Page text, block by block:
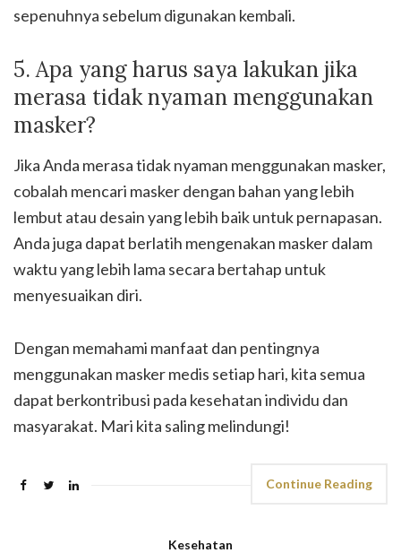
sepenuhnya sebelum digunakan kembali.
5. Apa yang harus saya lakukan jika
merasa tidak nyaman menggunakan
masker?
Jika Anda merasa tidak nyaman menggunakan masker,
cobalah mencari masker dengan bahan yang lebih
lembut atau desain yang lebih baik untuk pernapasan.
Anda juga dapat berlatih mengenakan masker dalam
waktu yang lebih lama secara bertahap untuk
menyesuaikan diri.
Dengan memahami manfaat dan pentingnya
menggunakan masker medis setiap hari, kita semua
dapat berkontribusi pada kesehatan individu dan
masyarakat. Mari kita saling melindungi!
Continue Reading
Kesehatan